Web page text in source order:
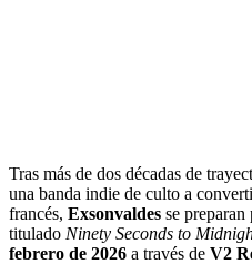
Tras más de dos décadas de
una banda indie de culto a
francés, Exsonvaldes se preparan
titulado Ninety Seconds to
febrero de 2026 a través de V2